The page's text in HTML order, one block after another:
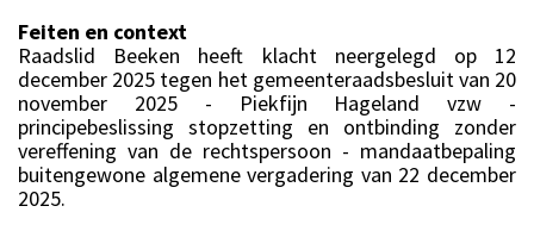
Feiten en context
Raadslid Beeken heeft klacht neergelegd op 12
december 2025 tegen het gemeenteraadsbesluit van 20
november 2025 - Piekfijn Hageland vzw -
principebeslissing stopzetting en ontbinding zonder
vereffening van de rechtspersoon - mandaatbepaling
buitengewone algemene vergadering van 22 december
2025.